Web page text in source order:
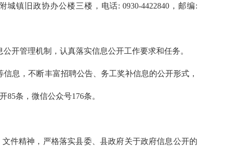
镇旧政协办公楼三楼，电话: 0930-4422840，邮编:
开管理机制，认真落实信息公开工作要求和任务。
息，不断丰富招聘公告、务工奖补信息的公开形式，
条，微信公众号176条。
件精神，严格落实县委、县政府关于政府信息公开的